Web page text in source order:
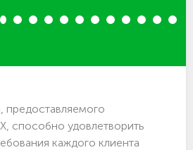
9 10 11 12 13 14 15 16 17 18 19 20
предоставляемого
способно удовлетворить
каждого клиента